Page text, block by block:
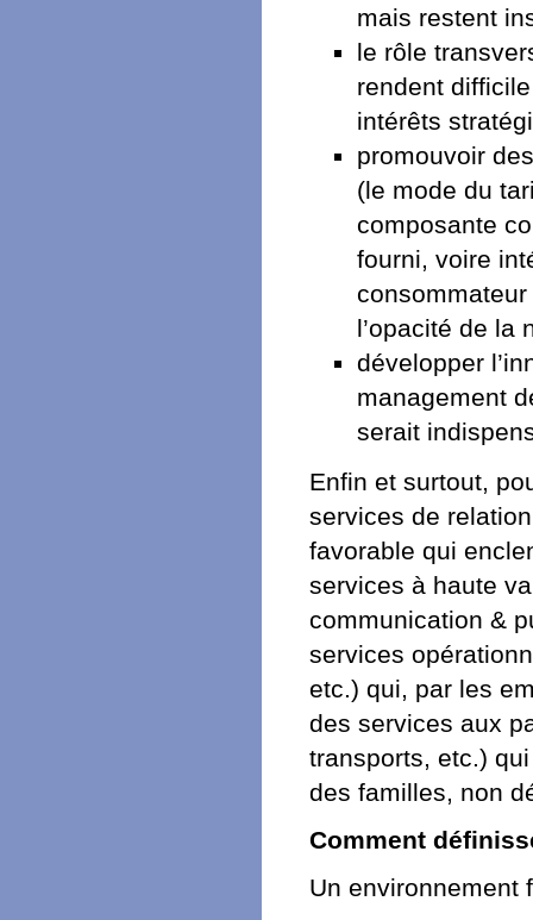
mais restent
le rôle
rendent
intérêts
promouvoir
(le mode du
composante
fourni, voire
l’opacité de la
développer
management
serait
Enfin et surtout,
services de
favorable qui
services à haute
communication &
services
etc.) qui, par les
des services aux
transports, etc.)
des familles, non
Comment
Un environnement